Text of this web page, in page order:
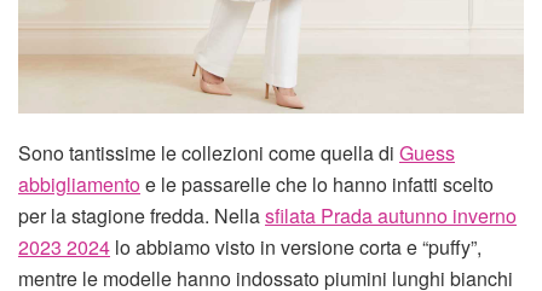
Sono tantissime le collezioni come quella di Guess
abbigliamentoe le passarelle che lo hanno infatti scelto
per la stagione fredda. Nellasfilata Prada autunno inverno
2023 2024 lo abbiamo visto in versione corta e “puffy”,
mentre le modelle hanno indossato piumini lunghi bianchi